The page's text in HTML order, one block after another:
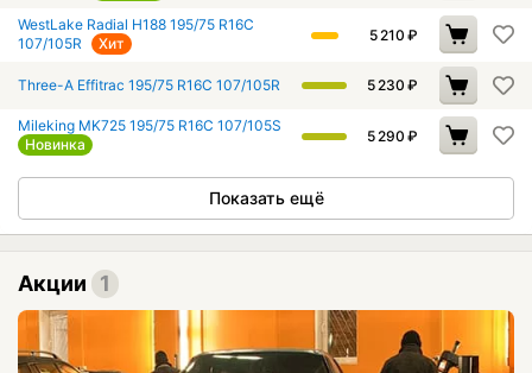
WestLake Radial H188 195/75 R16C
107/105R
Хит 5 210 ₽
Three-A Effitrac 195/75 R16C 107/105R 5 230 ₽
Mileking MK725 195/75 R16C 107/105S
Новинка
5 290 ₽
Показать ещё
Акции 1